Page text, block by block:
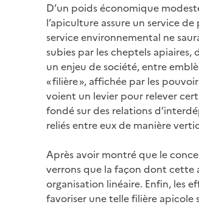
D’un poids économique
l’apiculture assure un service
service environnemental ne
subies par les cheptels
un enjeu de société, entre
« filière », affichée par les
voient un levier pour relever
fondé sur des relations
reliés entre eux de manière
Après avoir montré que le
verrons que la façon dont cette
organisation linéaire. Enfin, les
favoriser une telle filière apicole